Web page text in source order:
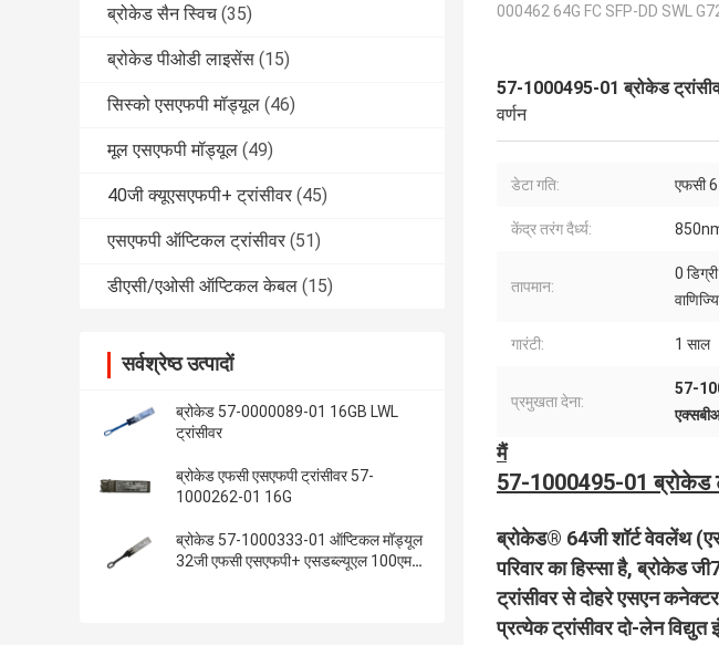
ब्रोकेड सैन स्विच (35)
ब्रोकेड पीओडी लाइसेंस (15)
सिस्को एसएफपी मॉड्यूल (46)
मूल एसएफपी मॉड्यूल (49)
40जी क्यूएसएफपी+ ट्रांसीवर (45)
एसएफपी ऑप्टिकल ट्रांसीवर (51)
डीएसी/एओसी ऑप्टिकल केबल (15)
सर्वश्रेष्ठ उत्पादों
ब्रोकेड 57-0000089-01 16GB LWL
ट्रांसीवर
ब्रोकेड एफसी एसएफपी ट्रांसीवर 57-
1000262-01 16G
ब्रोकेड 57-1000333-01 ऑप्टिकल मॉड्यूल
32जी एफसी एसएफपी+ एसडब्ल्यूएल 100एम
000462 64G FC SFP-DD SWL
57-1000495-01 ब्रोकेड
वर्णन
डेटा गति: एफसी
केंद्र तरंग दैर्ध्य:
तापमान:
0
गारंटी: 1 साल
प्रमुखता देना:
57-
मैं
57-1000495-01 ब्रोकेड
ब्रोकेड® 64जी शॉर्ट वेवलेंथ
परिवार का हिस्सा है, ब्रोकेड
ट्रांसीवर से दोहरे एसएन
प्रत्येक ट्रांसीवर दो-लेन